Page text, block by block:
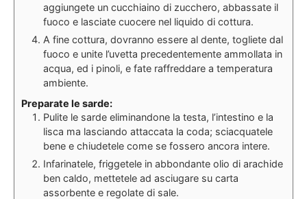
aggiungete un cucchiaino di zucchero, abbassate il
fuoco e lasciate cuocere nel liquido di cottura.
A fine cottura, dovranno essere al dente, togliete dal
fuoco e unite l’uvetta precedentemente ammollata in
acqua, ed i pinoli, e fate raffreddare a temperatura
ambiente.
Preparate le sarde:
Pulite le sarde eliminandone la testa, l’intestino e la
lisca ma lasciando attaccata la coda; sciacquatele
bene e chiudetele come se fossero ancora intere.
Infarinatele, friggetele in abbondante olio di arachide
ben caldo, mettetele ad asciugare su carta
assorbente e regolate di sale.